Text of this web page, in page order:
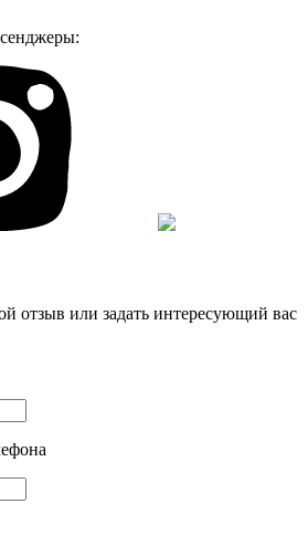
отзыв или задать интересующий вас